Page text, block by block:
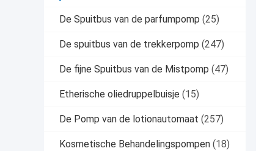
De Spuitbus van de parfumpomp (25)
De spuitbus van de trekkerpomp (247)
De fijne Spuitbus van de Mistpomp (47)
Etherische oliedruppelbuisje (15)
De Pomp van de lotionautomaat (257)
Kosmetische Behandelingspompen (18)